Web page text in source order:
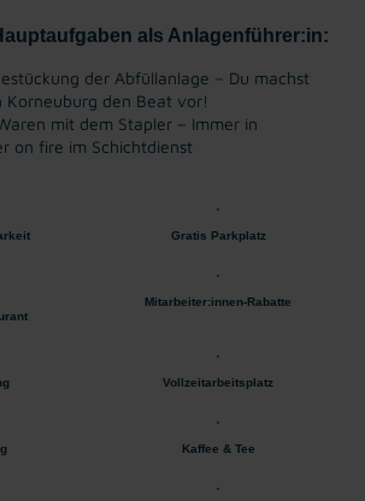
als Anlagenführer:in:
der Abfüllanlage – Du machst
Korneuburg den Beat vor!
mit dem Stapler – Immer in
on fire im Schichtdienst
Gratis Parkplatz
Mitarbeiter:innen-Rabatte
Vollzeitarbeitsplatz
Kaffee & Tee